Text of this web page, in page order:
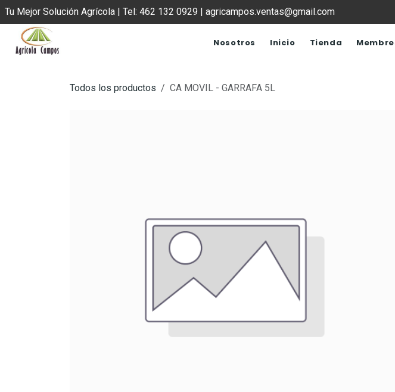
Tu Mejor Solución Agrícola | Tel: 462 132 0929 | agricampos.ventas@gmail.com
Nosotros Inicio Tienda
Todos los productos CA MOVIL - GARRAFA 5L